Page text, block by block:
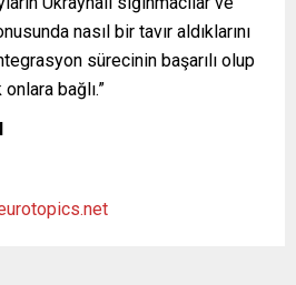
nasıl bir tavır aldıklarını
sürecinin başarılı olup
bağlı.”